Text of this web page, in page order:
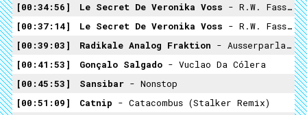
00:34:56
Le Secret De Veronika Voss - R.W. Fassbinder
00:37:14
Le Secret De Veronika Voss - R.W. Fassbinder
00:39:03
Radikale Analog Fraktion - Ausserparlamentarische Opposition
00:41:53
Gonçalo Salgado - Vuclao Da Cólera
00:45:53
Sansibar - Nonstop
00:51:09
Catnip - Catacombus (Stalker Remix)